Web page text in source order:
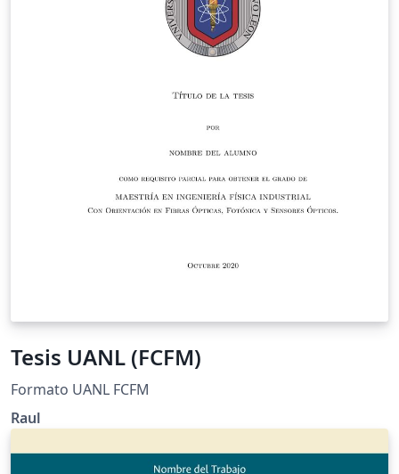
Tesis UANL (FCFM)
Formato UANL FCFM
Raul